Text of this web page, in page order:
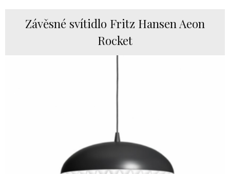
Závěsné svítidlo Fritz Hansen Aeon
Rocket